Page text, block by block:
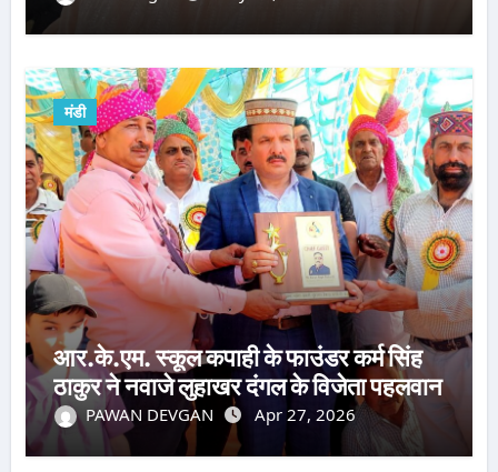
मंडी
आर.के.एम. स्कूल कपाही के फाउंडर कर्म सिंह
ठाकुर ने नवाजे लुहाखर दंगल के विजेता पहलवान
PAWAN DEVGAN Apr 27, 2026